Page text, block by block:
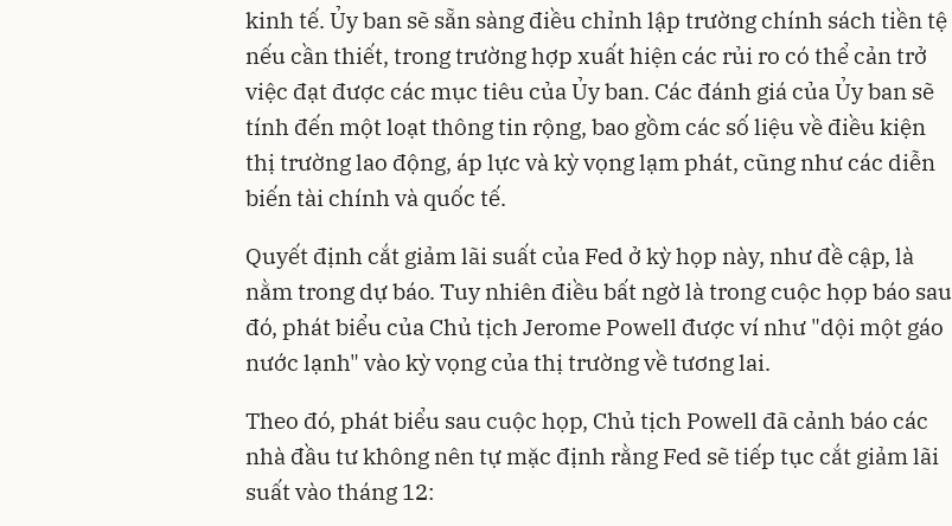
kinh tế. Ủy ban sẽ sẵn sàng điều chỉnh lập trường chính sách tiền tệ
nếu cần thiết, trong trường hợp xuất hiện các rủi ro có thể cản trở
việc đạt được các mục tiêu của Ủy ban. Các đánh giá của Ủy ban sẽ
tính đến một loạt thông tin rộng, bao gồm các số liệu về điều kiện
thị trường lao động, áp lực và kỳ vọng lạm phát, cũng như các diễn
biến tài chính và quốc tế.
Quyết định cắt giảm lãi suất của Fed ở kỳ họp này, như đề cập, là
nằm trong dự báo. Tuy nhiên điều bất ngờ là trong cuộc họp báo sau
đó, phát biểu của Chủ tịch Jerome Powell được ví như "dội một gáo
nước lạnh" vào kỳ vọng của thị trường về tương lai.
Theo đó, phát biểu sau cuộc họp, Chủ tịch Powell đã cảnh báo các
nhà đầu tư không nên tự mặc định rằng Fed sẽ tiếp tục cắt giảm lãi
suất vào tháng 12: